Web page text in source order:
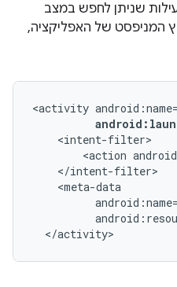
שניתן לחפש במצב
המניפסט של האפליקציה,
<activity
<action
</activity>